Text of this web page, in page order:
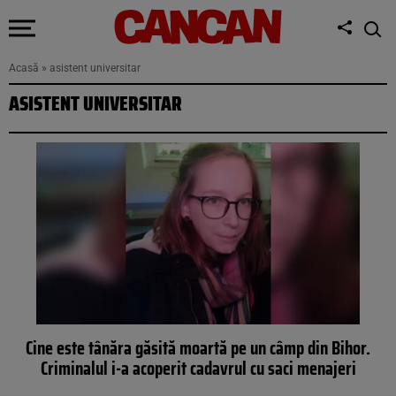
Acasă » asistent universitar
ASISTENT UNIVERSITAR
Cine este tânăra găsită moartă pe un câmp din Bihor.
Criminalul i-a acoperit cadavrul cu saci menajeri